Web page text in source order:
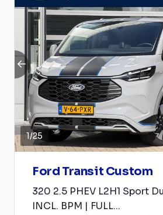
1/25
Ford Transit Custom
320 2.5 PHEV L2H1 Sport
INCL. BPM | FULL...